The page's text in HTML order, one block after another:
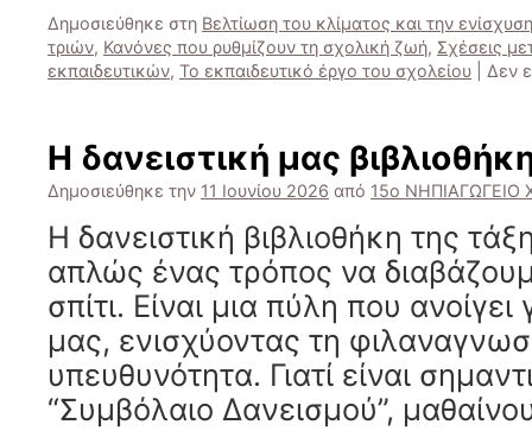
Δημοσιεύθηκε στη Βελτίωση του κλίματος και την
τριών, Κανόνες που ρυθμίζουν τη σχολική ζωή, Σχέσεις
εκπαιδευτικών, Το εκπαιδευτικό έργο του σχολείου Δεν
Η δανειστική μας
Δημοσιεύθηκε την 11 Ιουνίου 2026 από 15ο ΝΗΠΙΑΓΩΓΕΙΟ
Η δανειστική βιβλιοθήκη της
απλώς ένας τρόπος να
σπίτι. Είναι μια πύλη που
μας, ενισχύοντας τη
υπευθυνότητα. Γιατί είναι
“Συμβόλαιο Δανεισμού”,